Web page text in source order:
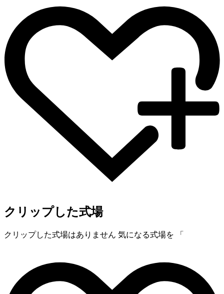
クリップした式場
クリップした式場はありません 気になる式場を 「